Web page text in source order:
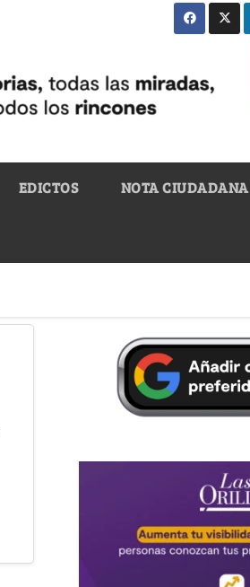
EDICTOS NOTA CIUDADANA